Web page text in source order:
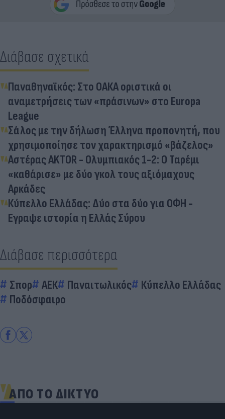
Διάβασε σχετικά
Παναθηναϊκός: Στο ΟΑΚΑ οριστικά οι
αναμετρήσεις των «πράσινων» στο Europa
League
Σάλος με την δήλωση Έλληνα προπονητή, που
χρησιμοποίησε τον χαρακτηρισμό «βάζελος»
Αστέρας AKTOR - Ολυμπιακός 1-2: Ο Ταρέμι
«καθάρισε» με δύο γκολ τους αξιόμαχους
Αρκάδες
Κύπελλο Ελλάδας: Δύο στα δύο για ΟΦΗ -
Εγραψε ιστορία η Ελλάς Σύρου
Διάβασε περισσότερα
Σπορ ΑΕΚ Παναιτωλικός
Κύπελλο Ελλάδας
Ποδόσφαιρο
ΑΠΟ ΤΟ ΔΙΚΤΥΟ